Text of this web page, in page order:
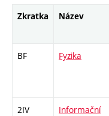
Zkratka Název
BF Fyzika
2IV
Informační